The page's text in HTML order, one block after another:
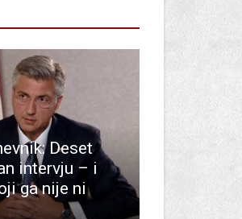
Deset
intervju – i
ga nije ni